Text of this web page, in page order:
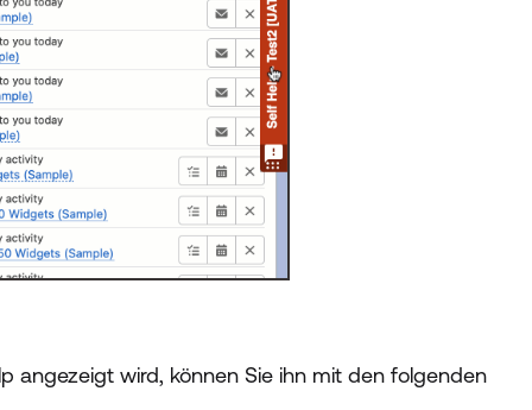
angezeigt wird, können Sie ihn mit den folgenden